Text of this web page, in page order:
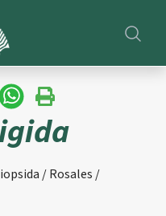
/ Rosales /